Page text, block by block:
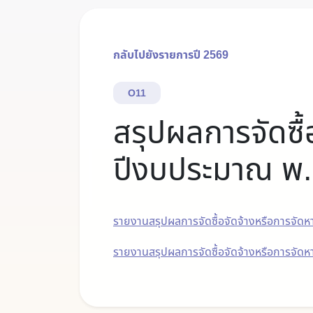
กลับไปยังรายการปี 2569
O11
สรุปผลการจัดซื้
ปีงบประมาณ
รายงานสรุปผลการจัดซื้อจัดจ้างหรือการจัด
รายงานสรุปผลการจัดซื้อจัดจ้างหรือการจัด